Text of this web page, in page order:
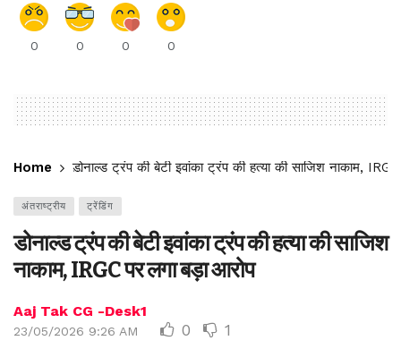
0 0 0 0
Home डोनाल्ड ट्रंप की बेटी इवांका ट्रंप की हत्या की साजिश नाकाम,
अंतराष्ट्रीय ट्रेंडिंग
डोनाल्ड ट्रंप की बेटी इवांका ट्रंप की हत्या की साजिश
नाकाम, IRGC पर लगा बड़ा आरोप
Aaj Tak CG -Desk1
23/05/2026 9:26 AM 0 1